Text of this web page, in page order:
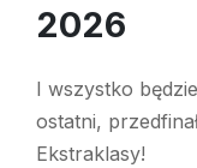
2026
I wszystko
ostatni,
Ekstraklasy!